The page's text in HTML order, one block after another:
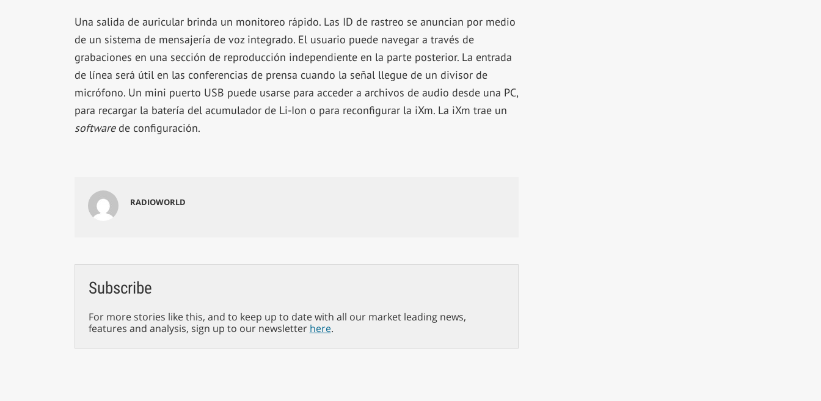
Una salida de auricular brinda un monitoreo rápido. Las ID de rastreo se anuncian por medio
de un sistema de mensajería de voz integrado. El usuario puede navegar a través de
grabaciones en una sección de reproducción independiente en la parte posterior. La entrada
de línea será útil en las conferencias de prensa cuando la señal llegue de un divisor de
micrófono. Un mini puerto USB puede usarse para acceder a archivos de audio desde una PC,
para recargar la batería del acumulador de Li-Ion o para reconfigurar la iXm. La iXm trae un
softwarede configuración.
RADIOWORLD
Subscribe
For more stories like this, and to keep up to date with all our market leading news,
features and analysis, sign up to our newsletter here.